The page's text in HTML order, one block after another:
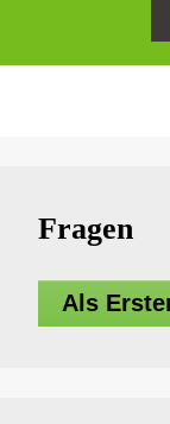
Fragen
Als